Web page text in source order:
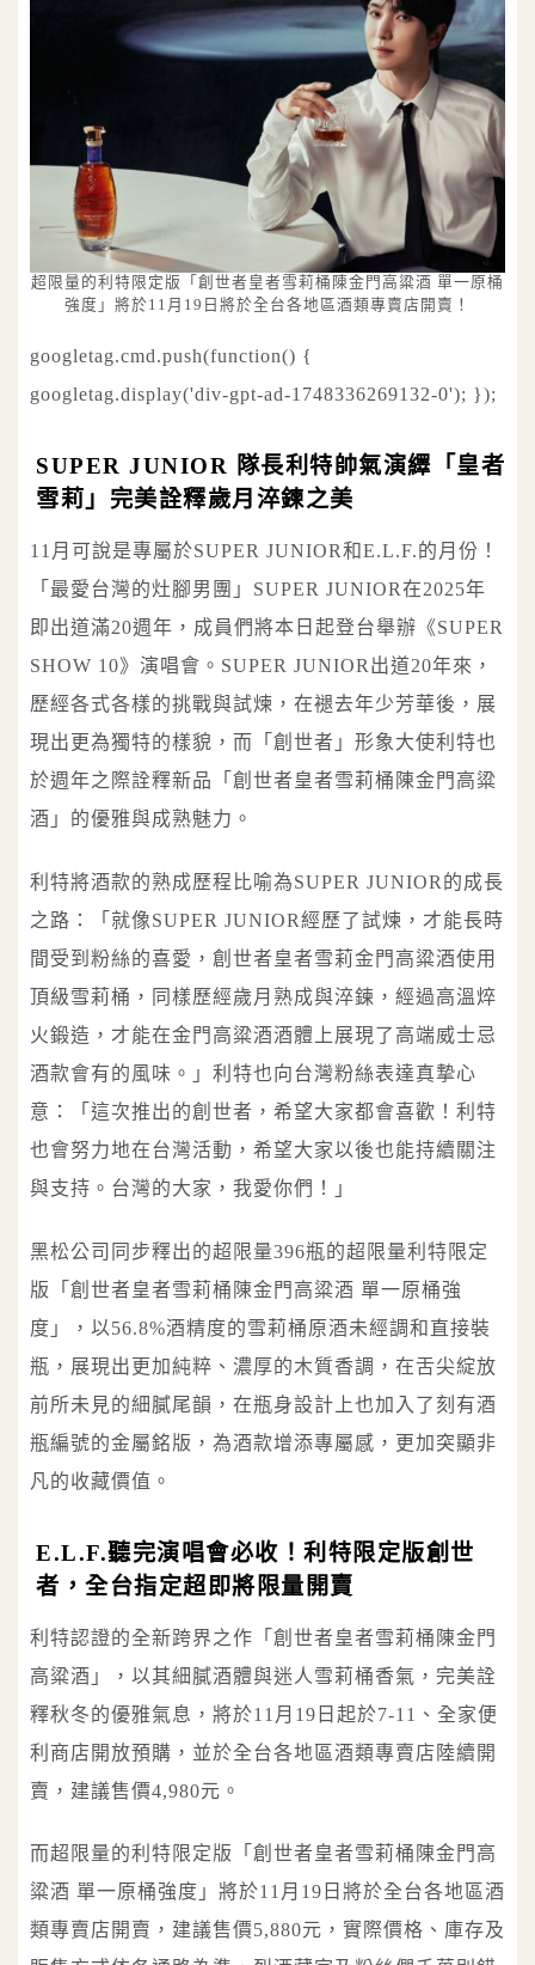
超限量的利特限定版「創世者皇者雪莉桶陳金門高粱酒 單一原桶
強度」將於11月19日將於全台各地區酒類專賣店開賣！
googletag.cmd.push(function() {
googletag.display('div-gpt-ad-1748336269132-0'); });
SUPER JUNIOR 隊長利特帥氣演繹「皇者
雪莉」完美詮釋歲月淬鍊之美
11月可說是專屬於SUPER JUNIOR和E.L.F.的月份！
「最愛台灣的灶腳男團」SUPER JUNIOR在2025年
即出道滿20週年，成員們將本日起登台舉辦《SUPER
SHOW 10》演唱會。SUPER JUNIOR出道20年來，
歷經各式各樣的挑戰與試煉，在褪去年少芳華後，展
現出更為獨特的樣貌，而「創世者」形象大使利特也
於週年之際詮釋新品「創世者皇者雪莉桶陳金門高粱
酒」的優雅與成熟魅力。
利特將酒款的熟成歷程比喻為SUPER JUNIOR的成長
之路：「就像SUPER JUNIOR經歷了試煉，才能長時
間受到粉絲的喜愛，創世者皇者雪莉金門高粱酒使用
頂級雪莉桶，同樣歷經歲月熟成與淬鍊，經過高溫焠
火鍛造，才能在金門高粱酒酒體上展現了高端威士忌
酒款會有的風味。」利特也向台灣粉絲表達真摯心
意：「這次推出的創世者，希望大家都會喜歡！利特
也會努力地在台灣活動，希望大家以後也能持續關注
與支持。台灣的大家，我愛你們！」
黑松公司同步釋出的超限量396瓶的超限量利特限定
版「創世者皇者雪莉桶陳金門高粱酒 單一原桶強
度」，以56.8%酒精度的雪莉桶原酒未經調和直接裝
瓶，展現出更加純粹、濃厚的木質香調，在舌尖綻放
前所未見的細膩尾韻，在瓶身設計上也加入了刻有酒
瓶編號的金屬銘版，為酒款增添專屬感，更加突顯非
凡的收藏價值。
E.L.F.聽完演唱會必收！利特限定版創世
者，全台指定超即將限量開賣
利特認證的全新跨界之作「創世者皇者雪莉桶陳金門
高粱酒」，以其細膩酒體與迷人雪莉桶香氣，完美詮
釋秋冬的優雅氣息，將於11月19日起於7-11、全家便
利商店開放預購，並於全台各地區酒類專賣店陸續開
賣，建議售價4,980元。
而超限量的利特限定版「創世者皇者雪莉桶陳金門高
粱酒 單一原桶強度」將於11月19日將於全台各地區酒
類專賣店開賣，建議售價5,880元，實際價格、庫存及